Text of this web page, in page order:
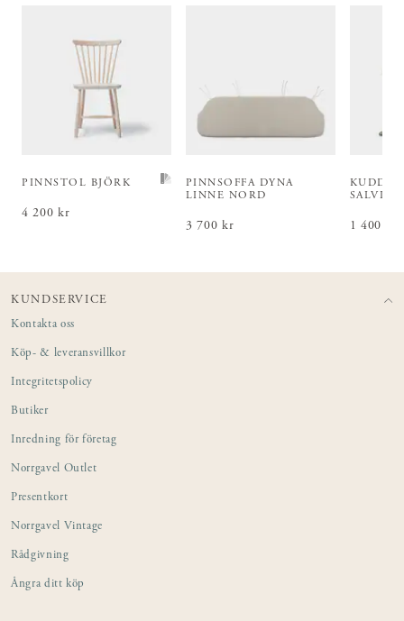
PINNSTOL BJÖRK
Pris:4 200 kr
4 200 kr
PINNSOFFA DYNA
LINNE NORD
Pris:3 700 kr
3 700 kr
SALVIA
Pris:1
1 400 kr
KUNDSERVICE
Kontakta oss
Köp- & leveransvillkor
Integritetspolicy
Butiker
Inredning för företag
Norrgavel Outlet
Presentkort
Norrgavel Vintage
Rådgivning
Ångra ditt köp